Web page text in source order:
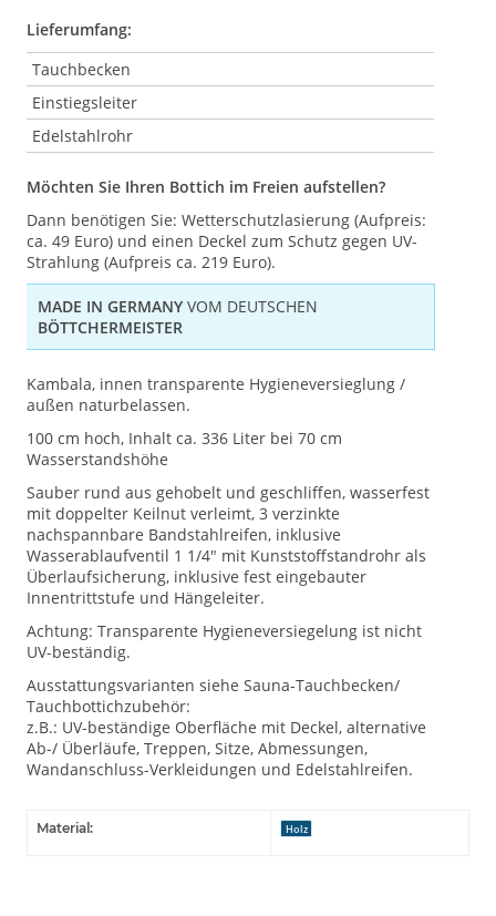
Lieferumfang:
Tauchbecken
Einstiegsleiter
Edelstahlrohr
Möchten Sie Ihren Bottich im Freien aufstellen?
Dann benötigen Sie: Wetterschutzlasierung (Aufpreis:
ca. 49 Euro) und einen Deckel zum Schutz gegen UV-
Strahlung (Aufpreis ca. 219 Euro).
MADE IN GERMANY VOM DEUTSCHEN
BÖTTCHERMEISTER
Kambala, innen transparente Hygieneversieglung /
außen naturbelassen.
100 cm hoch, Inhalt ca. 336 Liter bei 70 cm
Wasserstandshöhe
Sauber rund aus gehobelt und geschliffen, wasserfest
mit doppelter Keilnut verleimt, 3 verzinkte
nachspannbare Bandstahlreifen, inklusive
Wasserablaufventil 1 1/4" mit Kunststoffstandrohr als
Überlaufsicherung, inklusive fest eingebauter
Innentrittstufe und Hängeleiter.
Achtung: Transparente Hygieneversiegelung ist nicht
UV-beständig.
Ausstattungsvarianten siehe Sauna-Tauchbecken/
Tauchbottichzubehör:
z.B.: UV-beständige Oberfläche mit Deckel, alternative
Ab-/ Überläufe, Treppen, Sitze, Abmessungen,
Wandanschluss-Verkleidungen und Edelstahlreifen.
Material: Holz